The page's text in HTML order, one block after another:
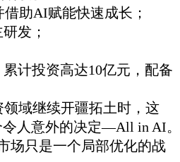
助AI赋能快速成长；
发；
计投资高达10亿元，配备
域继续开疆拓土时，这
人意外的决定—All in AI。
场只是一个局部优化的战